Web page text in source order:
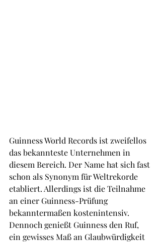
Guinness World Records ist zweifellos
das bekannteste Unternehmen in
diesem Bereich. Der Name hat sich fast
schon als Synonym für Weltrekorde
etabliert. Allerdings ist die Teilnahme
an einer Guinness-Prüfung
bekanntermaßen kostenintensiv.
Dennoch genießt Guinness den Ruf,
ein gewisses Maß an Glaubwürdigkeit